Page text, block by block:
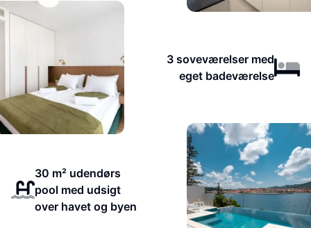
3 soveværelser med
eget badeværelse
30 m² udendørs
pool med udsigt
over havet og byen